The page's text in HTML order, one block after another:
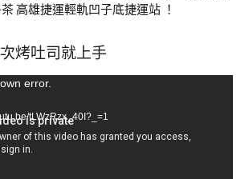
高雄捷運輕軌凹子底捷運站 ！
烤吐司就上手
error.
tLWzRzx_40I?_=1